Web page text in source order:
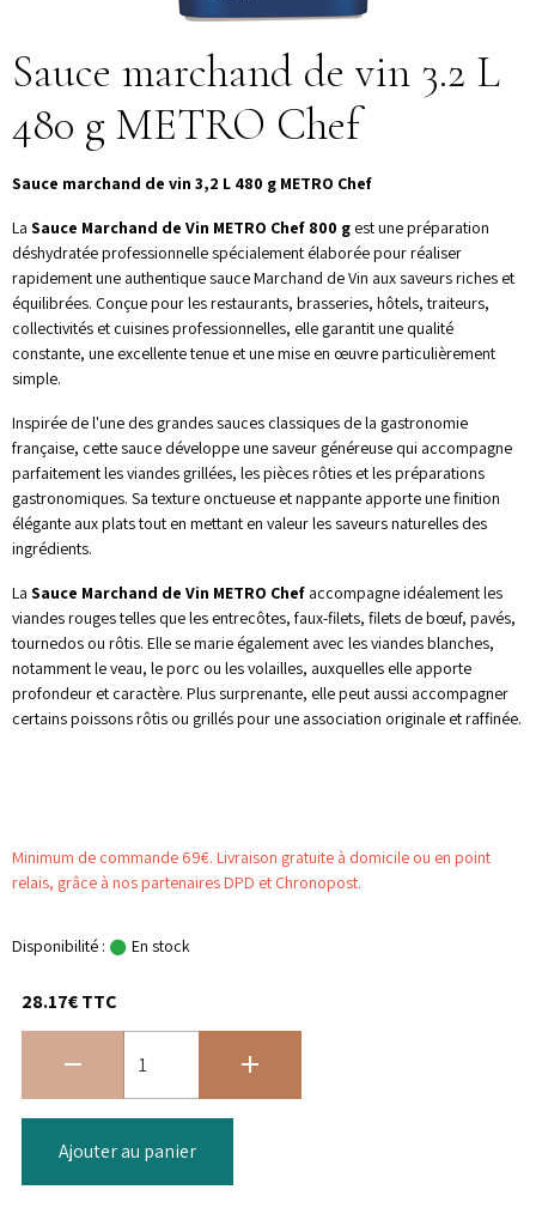
Sauce marchand de vin 3.2 L
480 g METRO Chef
Sauce marchand de vin 3,2 L 480 g METRO Chef
La Sauce Marchand de Vin METRO Chef 800 g est une préparation
déshydratée professionnelle spécialement élaborée pour réaliser
rapidement une authentique sauce Marchand de Vin aux saveurs riches et
équilibrées. Conçue pour les restaurants, brasseries, hôtels, traiteurs,
collectivités et cuisines professionnelles, elle garantit une qualité
constante, une excellente tenue et une mise en œuvre particulièrement
simple.
Inspirée de l'une des grandes sauces classiques de la gastronomie
française, cette sauce développe une saveur généreuse qui accompagne
parfaitement les viandes grillées, les pièces rôties et les préparations
gastronomiques. Sa texture onctueuse et nappante apporte une finition
élégante aux plats tout en mettant en valeur les saveurs naturelles des
ingrédients.
La Sauce Marchand de Vin METRO Chef accompagne idéalement les
viandes rouges telles que les entrecôtes, faux-filets, filets de bœuf, pavés,
tournedos ou rôtis. Elle se marie également avec les viandes blanches,
notamment le veau, le porc ou les volailles, auxquelles elle apporte
profondeur et caractère. Plus surprenante, elle peut aussi accompagner
certains poissons rôtis ou grillés pour une association originale et raffinée.
Minimum de commande 69€. Livraison gratuite à domicile ou en point
relais, grâce à nos partenaires DPD et Chronopost.
Disponibilité : En stock
28.17€ TTC
Ajouter au panier